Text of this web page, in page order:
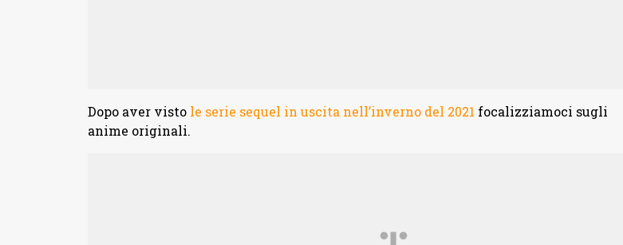
Dopo aver vistole serie sequel in uscita nell’inverno del 2021 focalizziamoci sugli
anime originali.